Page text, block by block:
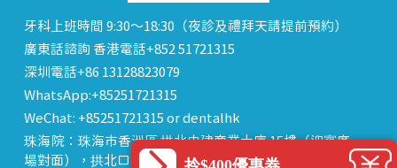
牙科上班時間 9:30～18:30（夜診及禮拜天請提前預約）
廣東話諮詢 香港電話+852 51721315
深圳電話+86 13128823079
WhatsApp:+85251721315
WeChat: +85251721315 or dentalhk
珠海院：珠海市香洲區 拱北中建商業大廈 15樓（迎賓廣
場對面），拱北口岸步行8分鐘直達